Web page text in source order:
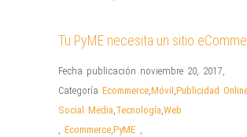
Tu PyME necesita un sitio
Fecha publicación noviembre 20, 2017,
Categoría Ecommerce,Móvil ,Publicidad
Social Media,Tecnología,Web
, Ecommerce,PyME ,